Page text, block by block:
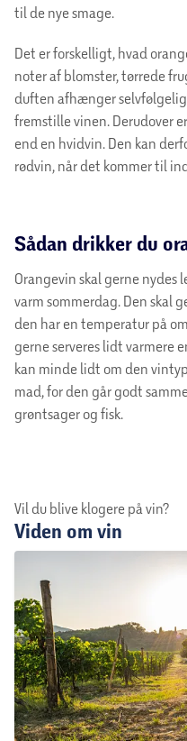
til de nye smage.
Det er forskelligt, hvad
noter af blomster, tørrede
duften afhænger
fremstille vinen. Derudover
end en hvidvin. Den kan
rødvin, når det kommer til
Sådan drikker du
Orangevin skal gerne nydes
varm sommerdag. Den skal
den har en temperatur på
gerne serveres lidt varmere
kan minde lidt om den
mad, for den går godt
grøntsager og fisk.
Vil du blive klogere på vin?
Viden om vin